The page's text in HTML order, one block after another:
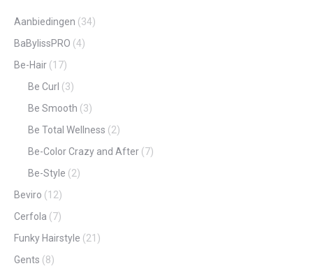
Aanbiedingen (34)
BaBylissPRO (4)
Be-Hair (17)
Be Curl (3)
Be Smooth (3)
Be Total Wellness (2)
Be-Color Crazy and After (7)
Be-Style (2)
Beviro (12)
Cerfola (7)
Funky Hairstyle (21)
Gents (8)